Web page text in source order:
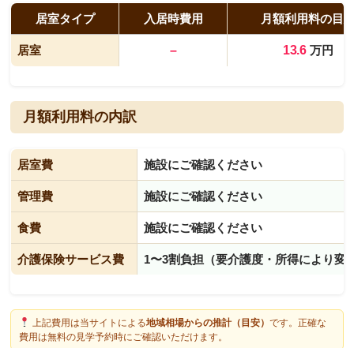
居室タイプ 入居時費用 月額利用料の目
居室 – 13.6万円
月額利用料の内訳
居室費 施設にご確認ください
管理費 施設にご確認ください
食費 施設にご確認ください
介護保険サービス費 1〜3割負担（要介護度・所得により変
上記費用は当サイトによる地域相場からの推計（目安） です。正確な
費用は無料の見学予約時にご確認いただけます。